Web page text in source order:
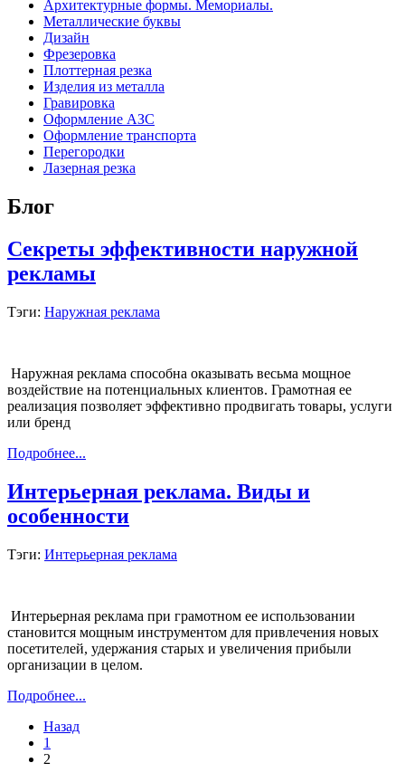
Архитектурные формы. Мемориалы.
Металлические буквы
Дизайн
Фрезеровка
Плоттерная резка
Изделия из металла
Гравировка
Оформление АЗС
Оформление транспорта
Перегородки
Лазерная резка
Блог
Секреты эффективности наружной
рекламы
Тэги: Наружная реклама
Наружная реклама способна оказывать весьма мощное
воздействие на потенциальных клиентов. Грамотная ее
реализация позволяет эффективно продвигать товары, услуги
или бренд
Подробнее...
Интерьерная реклама. Виды и
особенности
Тэги: Интерьерная реклама
Интерьерная реклама при грамотном ее использовании
становится мощным инструментом для привлечения новых
посетителей, удержания старых и увеличения прибыли
организации в целом.
Подробнее...
Назад
1
2